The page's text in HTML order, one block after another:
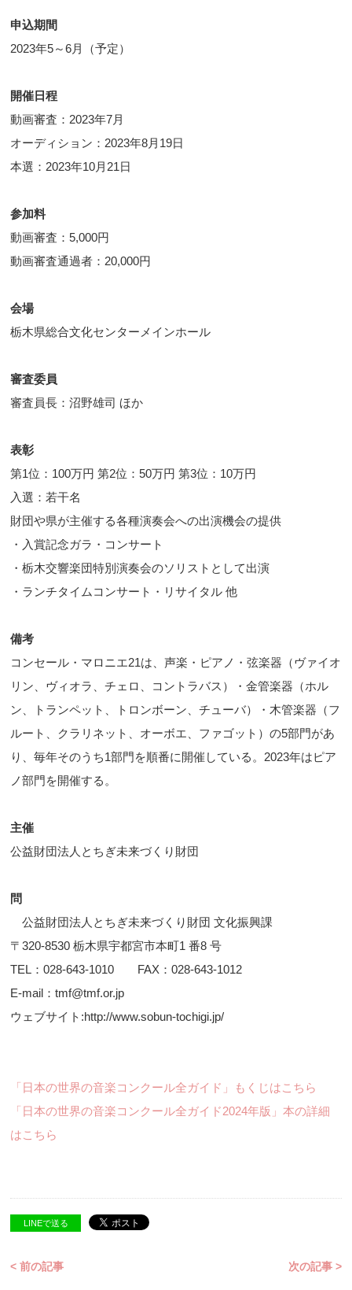
申込期間
2023年5～6月（予定）
開催日程
動画審査：2023年7月
オーディション：2023年8月19日
本選：2023年10月21日
参加料
動画審査：5,000円
動画審査通過者：20,000円
会場
栃木県総合文化センターメインホール
審査委員
審査員長：沼野雄司 ほか
表彰
第1位：100万円 第2位：50万円 第3位：10万円
入選：若干名
財団や県が主催する各種演奏会への出演機会の提供
・入賞記念ガラ・コンサート
・栃木交響楽団特別演奏会のソリストとして出演
・ランチタイムコンサート・リサイタル 他
備考
コンセール・マロニエ21は、声楽・ピアノ・弦楽器（ヴァイオ
リン、ヴィオラ、チェロ、コントラバス）・金管楽器（ホル
ン、トランペット、トロンボーン、チューバ）・木管楽器（フ
ルート、クラリネット、オーボエ、ファゴット）の5部門があ
り、毎年そのうち1部門を順番に開催している。2023年はピア
ノ部門を開催する。
主催
公益財団法人とちぎ未来づくり財団
問
公益財団法人とちぎ未来づくり財団 文化振興課
〒320-8530 栃木県宇都宮市本町1 番8 号
TEL：028-643-1010 FAX：028-643-1012
E-mail：tmf@tmf.or.jp
ウェブサイト:http://www.sobun-tochigi.jp/
「日本の世界の音楽コンクール全ガイド」もくじはこちら
「日本の世界の音楽コンクール全ガイド2024年版」本の詳細
はこちら
LINEで送る
< 前の記事 次の記事 >